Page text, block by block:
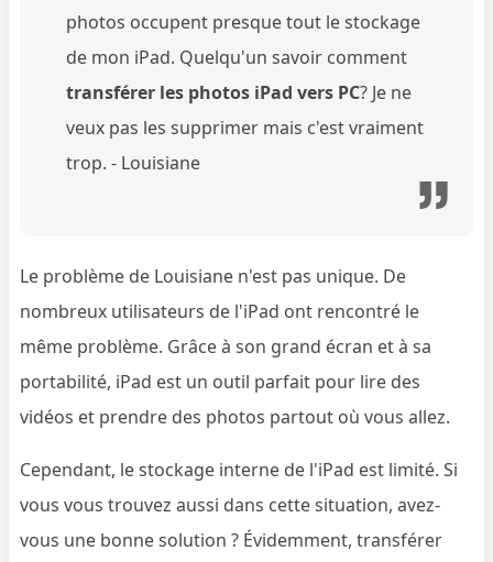
photos occupent presque tout le stockage
de mon iPad. Quelqu'un savoir comment
transférer les photos iPad vers PC? Je ne
veux pas les supprimer mais c'est vraiment
trop. - Louisiane
Le problème de Louisiane n'est pas unique. De
nombreux utilisateurs de l'iPad ont rencontré le
même problème. Grâce à son grand écran et à sa
portabilité, iPad est un outil parfait pour lire des
vidéos et prendre des photos partout où vous allez.
Cependant, le stockage interne de l'iPad est limité. Si
vous vous trouvez aussi dans cette situation, avez-
vous une bonne solution ? Évidemment, transférer